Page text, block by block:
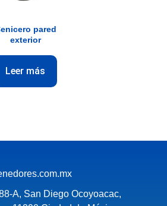
pared
exterior
Leer más
A, San Diego Ocoyoacac,